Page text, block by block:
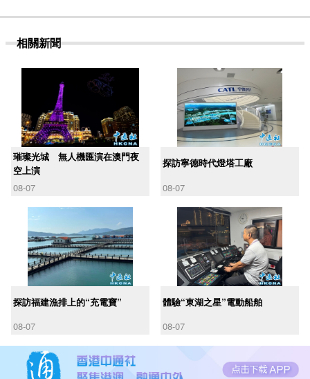
相關新聞
璀璨光城 無人機匯演在澳門夜
空上演
08-07
探訪寧德時代燈塔工廠
08-07
探訪福建漁排上的“充電寶”
08-07
體驗“東湖之星”電動船舶
08-07